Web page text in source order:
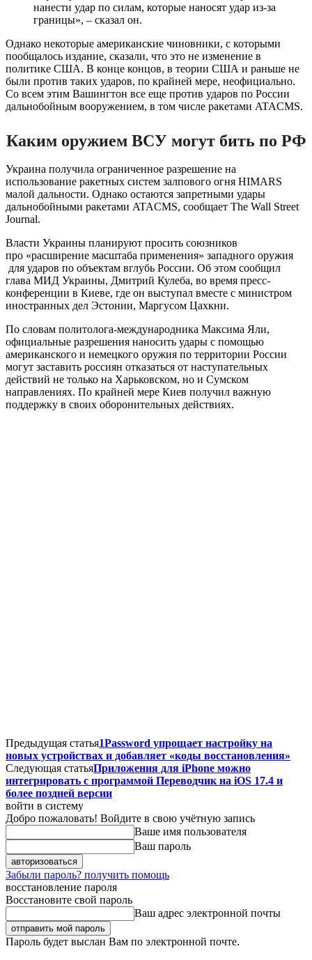
нанести удар по силам, которые наносят удар из-за
границы», – сказал он.
Однако некоторые американские чиновники, с которыми
пообщалось издание, сказали, что это не изменение в
политике США. В конце концов, в теории США и раньше не
были против таких ударов, по крайней мере, неофициально.
Со всем этим Вашингтон все еще против ударов по России
дальнобойным вооружением, в том числе ракетами ATACMS.
Каким оружием ВСУ могут бить по РФ
Украина получила ограниченное разрешение на
использование ракетных систем залпового огня HIMARS
малой дальности. Однако остаются запретными удары
дальнобойными ракетами ATACMS, сообщает The Wall Street
Journal.
Власти Украины планируют просить союзников
про «расширение масштаба применения» западного оружия
для ударов по объектам вглубь России. Об этом сообщил
глава МИД Украины, Дмитрий Кулеба, во время пресс-
конференции в Киеве, где он выступал вместе с министром
иностранных дел Эстонии, Маргусом Цахкни.
По словам политолога-международника Максима Яли,
официальные разрешения наносить удары с помощью
американского и немецкого оружия по территории России
могут заставить россиян отказаться от наступательных
действий не только на Харьковском, но и Сумском
направлениях. По крайней мере Киев получил важную
поддержку в своих оборонительных действиях.
Предыдущая статья1Password упрощает настройку на
новых устройствах и добавляет «коды восстановления»
Следующая статьяПриложения для iPhone можно
интегрировать с программой Переводчик на iOS 17.4 и
более поздней версии
войти в систему
Добро пожаловать! Войдите в свою учётную запись
Ваше имя пользователя
Ваш пароль
Забыли пароль? получить помощь
восстановление пароля
Восстановите свой пароль
Ваш адрес электронной почты
Пароль будет выслан Вам по электронной почте.